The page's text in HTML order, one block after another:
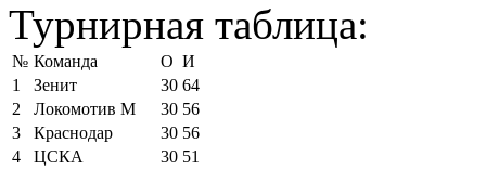
Турнирная таблица:
№ Команда О И
1
Зенит 30 64
2
Локомотив М 30 56
3
Краснодар 30 56
4
ЦСКА 30 51